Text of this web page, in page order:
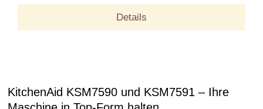
Details
Angebot